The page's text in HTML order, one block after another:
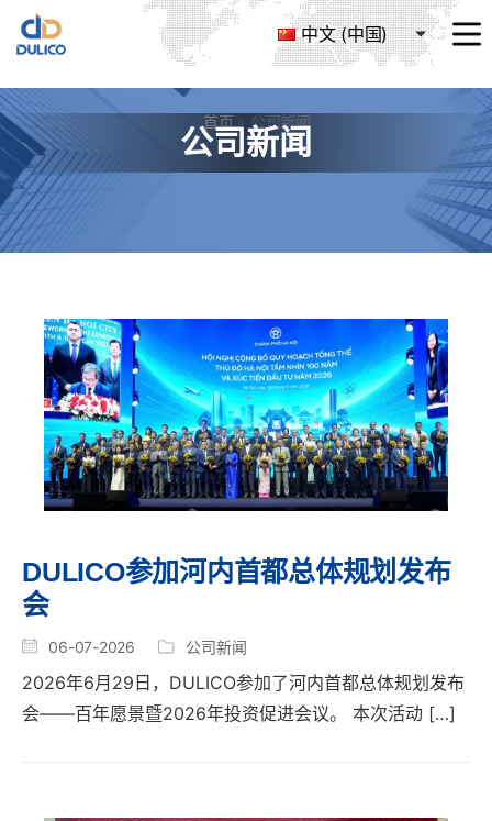
&
TRADING
DULICO
COMPANY
LIMITED
中文 (中国)
首页 » 公司新闻
公司新闻
DULICO参加河内首都总体规划发布
会
06-07-2026 公司新闻
2026年6月29日，DULICO参加了河内首都总体规划发布
会——百年愿景暨2026年投资促进会议。 本次活动 […]